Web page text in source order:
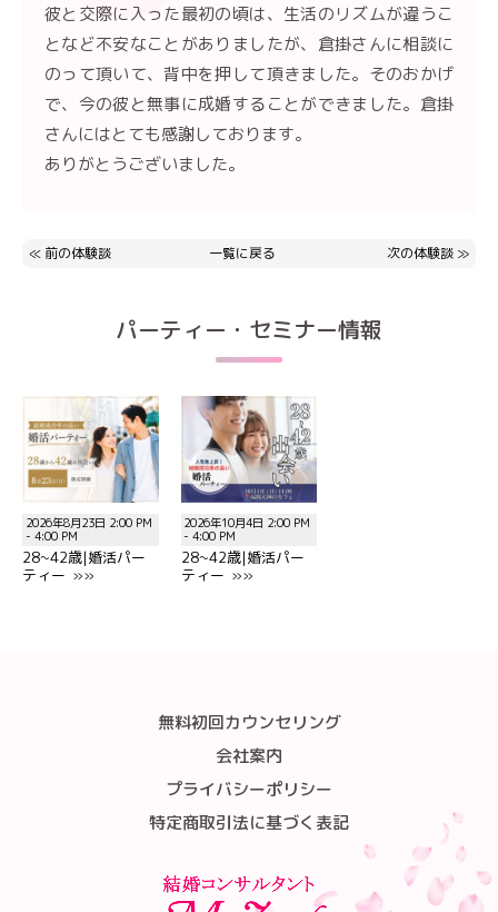
彼と交際に入った最初の頃は、生活のリズムが違うこ
となど不安なことがありましたが、倉掛さんに相談に
のって頂いて、背中を押して頂きました。そのおかげ
で、今の彼と無事に成婚することができました。倉掛
さんにはとても感謝しております。
ありがとうございました。
≪ 前の体験談 一覧に戻る 次の体験談 ≫
パーティー・セミナー情報
2026年8月23日 2:00 PM
- 4:00 PM
28~42歳|婚活パー
ティー »»
2026年10月4日 2:00 PM
- 4:00 PM
28~42歳|婚活パー
ティー »»
無料初回カウンセリング
会社案内
プライバシーポリシー
特定商取引法に基づく表記